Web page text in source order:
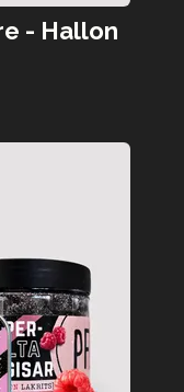
- Hallon